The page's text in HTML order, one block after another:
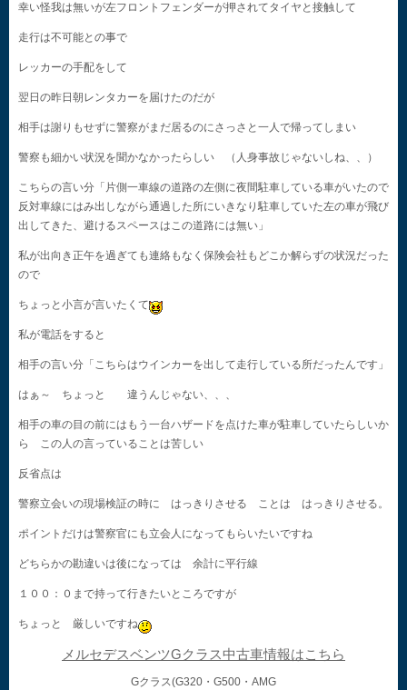
幸い怪我は無いが左フロントフェンダーが押されてタイヤと接触して
走行は不可能との事で
レッカーの手配をして
翌日の昨日朝レンタカーを届けたのだが
相手は謝りもせずに警察がまだ居るのにさっさと一人で帰ってしまい
警察も細かい状況を聞かなかったらしい （人身事故じゃないしね、、）
こちらの言い分「片側一車線の道路の左側に夜間駐車している車がいたので
反対車線にはみ出しながら通過した所にいきなり駐車していた左の車が飛び
出してきた、避けるスペースはこの道路には無い」
私が出向き正午を過ぎても連絡もなく保険会社もどこか解らずの状況だった
ので
ちょっと小言が言いたくて
私が電話をすると
相手の言い分「こちらはウインカーを出して走行している所だったんです」
はぁ～ ちょっと 違うんじゃない、、、
相手の車の目の前にはもう一台ハザードを点けた車が駐車していたらしいか
ら この人の言っていることは苦しい
反省点は
警察立会いの現場検証の時に はっきりさせる ことは はっきりさせる。
ポイントだけは警察官にも立会人になってもらいたいですね
どちらかの勘違いは後になっては 余計に平行線
１００：０まで持って行きたいところですが
ちょっと 厳しいですね
メルセデスベンツGクラス中古車情報はこちら
Gクラス(G320・G500・AMG